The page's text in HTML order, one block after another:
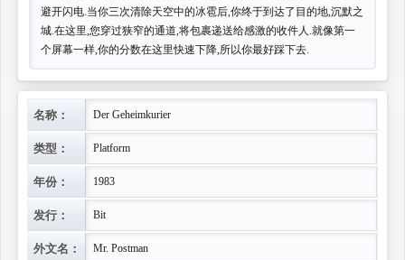
避开闪电.当你三次清除天空中的冰雹后,你终于到达了目的地,沉默之
城.在这里,您穿过狭窄的通道,将包裹递送给感激的收件人.就像第一
个屏幕一样,你的分数在这里快速下降,所以你最好踩下去.
名称： Der Geheimkurier
类型： Platform
年份： 1983
发行： Bit
外文名： Mr. Postman